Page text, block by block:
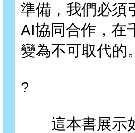
準備，我們必須
AI協同合作，在
變為不可取代的
?
這本書展示如